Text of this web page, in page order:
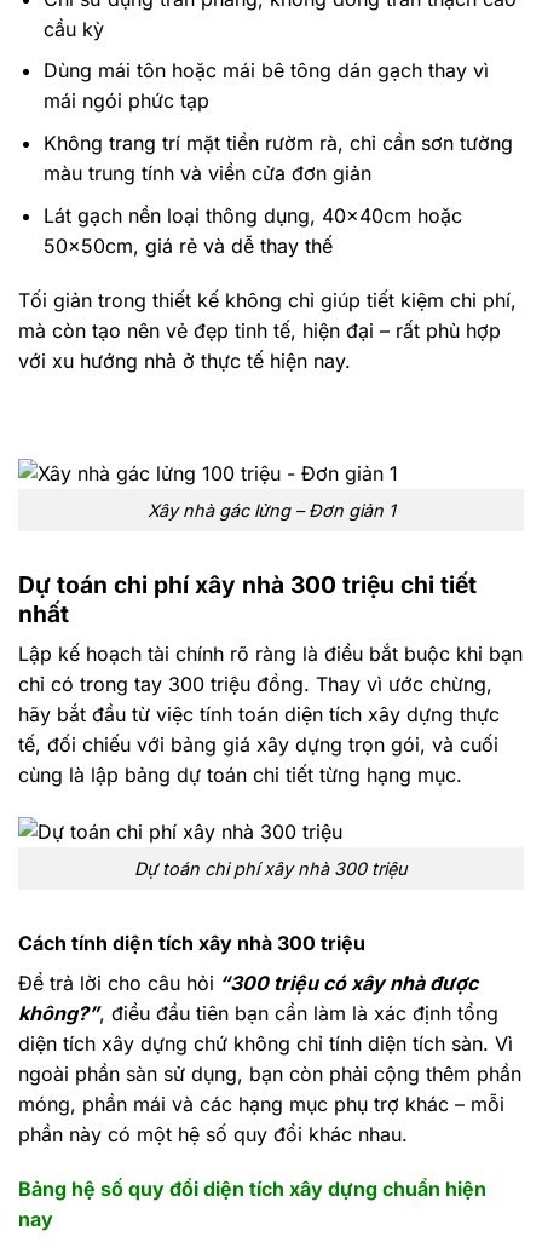
cầu kỳ
Dùng mái tôn hoặc mái bê tông dán gạch thay vì
mái ngói phức tạp
Không trang trí mặt tiền rườm rà, chỉ cần sơn tường
màu trung tính và viền cửa đơn giản
Lát gạch nền loại thông dụng, 40x40cm hoặc
50x50cm, giá rẻ và dễ thay thế
Tối giản trong thiết kế không chỉ giúp tiết kiệm chi phí,
mà còn tạo nên vẻ đẹp tinh tế, hiện đại – rất phù hợp
với xu hướng nhà ở thực tế hiện nay.
Xây nhà gác lửng – Đơn giản 1
Dự toán chi phí xây nhà 300 triệu chi tiết
nhất
Lập kế hoạch tài chính rõ ràng là điều bắt buộc khi bạn
chỉ có trong tay 300 triệu đồng. Thay vì ước chừng,
hãy bắt đầu từ việc tính toán diện tích xây dựng thực
tế, đối chiếu với bảng giá xây dựng trọn gói, và cuối
cùng là lập bảng dự toán chi tiết từng hạng mục.
Dự toán chi phí xây nhà 300 triệu
Cách tính diện tích xây nhà 300 triệu
Để trả lời cho câu hỏi “300 triệu có xây nhà được
không?”, điều đầu tiên bạn cần làm là xác định tổng
diện tích xây dựng chứ không chỉ tính diện tích sàn. Vì
ngoài phần sàn sử dụng, bạn còn phải cộng thêm phần
móng, phần mái và các hạng mục phụ trợ khác – mỗi
phần này có một hệ số quy đổi khác nhau.
Bảng hệ số quy đổi diện tích xây dựng chuẩn hiện
nay